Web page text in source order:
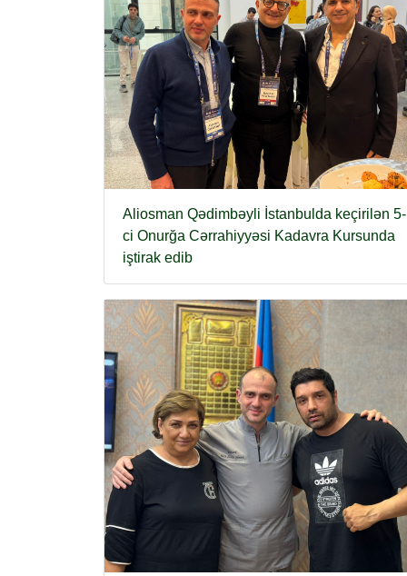
Aliosman Qədimbəyli İstanbulda keçirilən 5-
ci Onurğa Cərrahiyyəsi Kadavra Kursunda
iştirak edib